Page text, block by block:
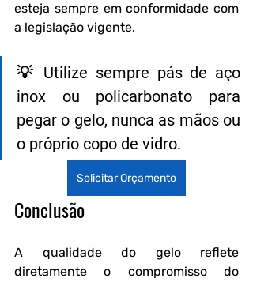
esteja sempre em conformidade com
a legislação vigente.
💡 Utilize sempre pás de aço
inox ou policarbonato para
pegar o gelo, nunca as mãos ou
o próprio copo de vidro.
Solicitar Orçamento
Conclusão
A qualidade do gelo reflete
diretamente o compromisso do